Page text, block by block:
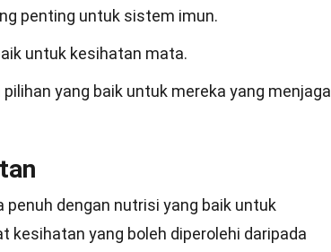
penting untuk sistem imun.
untuk kesihatan mata.
yang baik untuk mereka yang menjaga
penuh dengan nutrisi yang baik untuk
kesihatan yang boleh diperolehi daripada